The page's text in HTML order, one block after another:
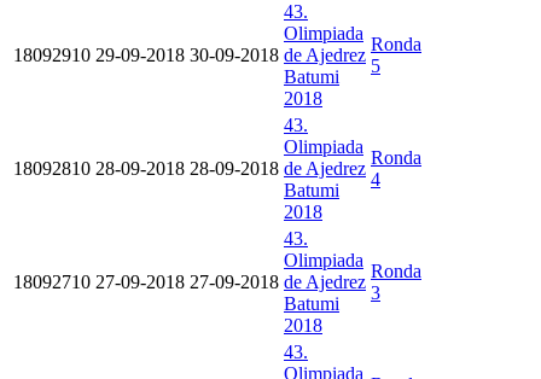
18092910 29-09-2018 30-09-2018
43.
Olimpiada
de Ajedrez
Batumi
2018
Ronda
5
18092810 28-09-2018 28-09-2018
43.
Olimpiada
de Ajedrez
Batumi
2018
Ronda
4
18092710 27-09-2018 27-09-2018
43.
Olimpiada
de Ajedrez
Batumi
2018
Ronda
3
43.
Olimpiada